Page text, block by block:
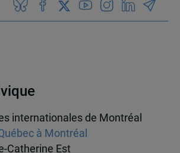
internationales de Montréal
à Montréal
Catherine Est